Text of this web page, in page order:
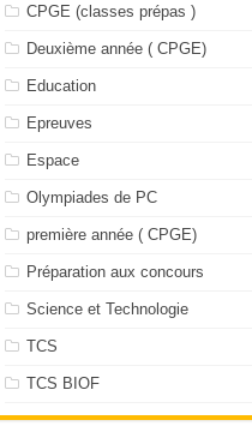
CPGE (classes prépas )
Deuxième année ( CPGE)
Education
Epreuves
Espace
Olympiades de PC
première année ( CPGE)
Préparation aux concours
Science et Technologie
TCS
TCS BIOF